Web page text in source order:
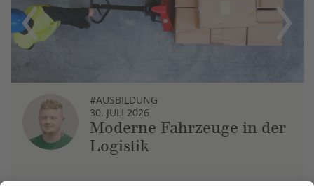
Previous
#AUSBILDUNG
30. JULI 2026
Moderne Fahrzeuge in der
Logistik
Next